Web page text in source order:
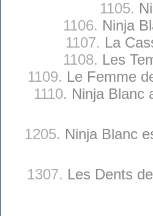
1105.
1106. Ninja
1107. La
1108. Les
1109. Le Femme
1110. Ninja Blanc
1205. Ninja Blanc
1307. Les Dents